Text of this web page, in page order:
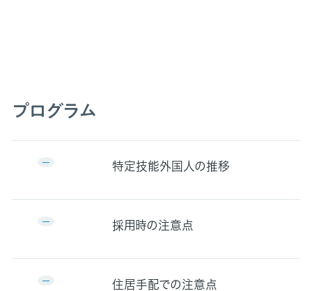
プログラム
特定技能外国人の推移
採用時の注意点
住居手配での注意点